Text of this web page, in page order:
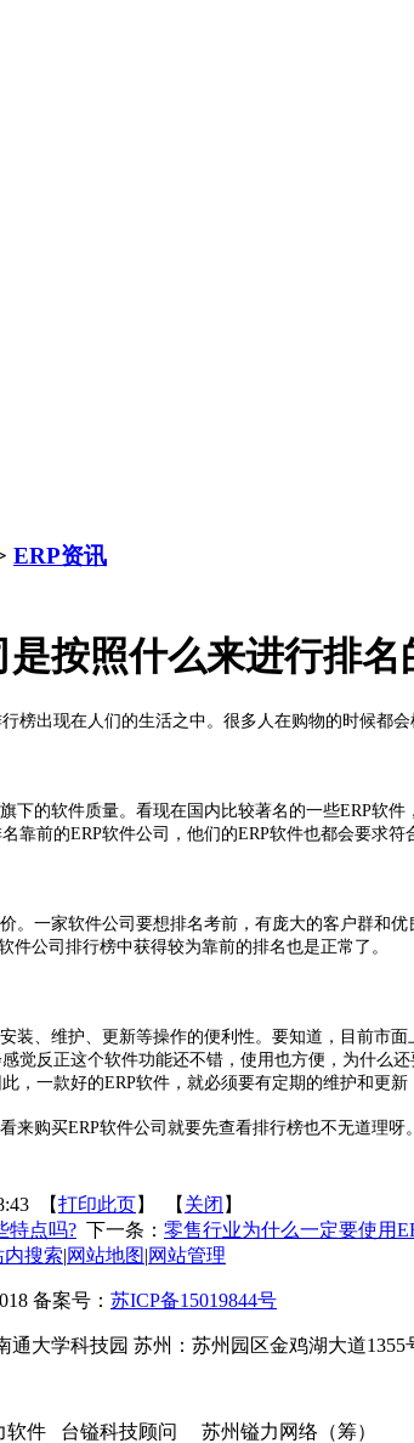
ERP资讯
按照什么来进行排名
出现在人们的生活之中。很多人在购物的时候都会
下的软件质量。看现在国内比较著名的一些ERP软
靠前的ERP软件公司，他们的ERP软件也都会要求
。一家软件公司要想排名考前，有庞大的客户群和
件公司排行榜中获得较为靠前的排名也是正常了。
装、维护、更新等操作的便利性。要知道，目前市
觉反正这个软件功能还不错，使用也方便，为什么
，一款好的ERP软件，就必须要有定期的维护和更
来购买ERP软件公司就要先查看排行榜也不无道理
【打印此页】 【 关闭 】
特点吗? 下一条： 零售行业为什么一定要使用
内搜索|网站地图|网站管理
备案号： 苏ICP备15019844号
大学科技园 苏州：苏州园区金鸡湖大道1355
件 台镒科技顾问 苏州镒力网络（筹）